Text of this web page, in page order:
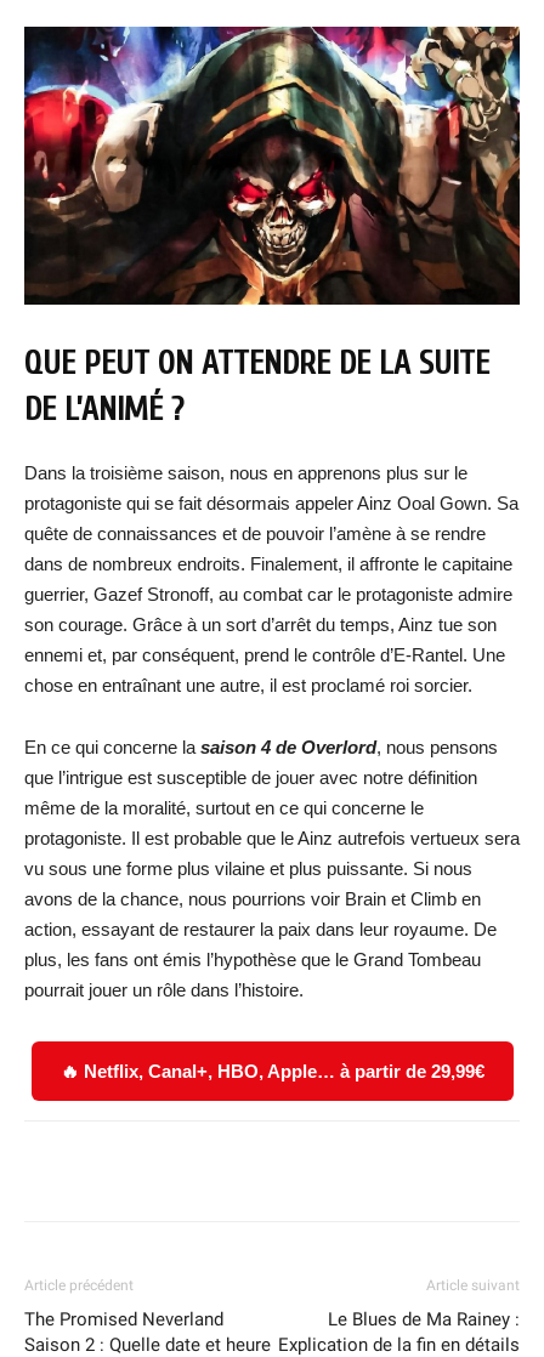
QUE PEUT ON ATTENDRE DE LA SUITE
DE L’ANIMÉ ?
Dans la troisième saison, nous en apprenons plus sur le
protagoniste qui se fait désormais appeler Ainz Ooal Gown. Sa
quête de connaissances et de pouvoir l’amène à se rendre
dans de nombreux endroits. Finalement, il affronte le capitaine
guerrier, Gazef Stronoff, au combat car le protagoniste admire
son courage. Grâce à un sort d’arrêt du temps, Ainz tue son
ennemi et, par conséquent, prend le contrôle d’E-Rantel. Une
chose en entraînant une autre, il est proclamé roi sorcier.
En ce qui concerne la saison 4 de Overlord, nous pensons
que l’intrigue est susceptible de jouer avec notre définition
même de la moralité, surtout en ce qui concerne le
protagoniste. Il est probable que le Ainz autrefois vertueux sera
vu sous une forme plus vilaine et plus puissante. Si nous
avons de la chance, nous pourrions voir Brain et Climb en
action, essayant de restaurer la paix dans leur royaume. De
plus, les fans ont émis l’hypothèse que le Grand Tombeau
pourrait jouer un rôle dans l’histoire.
🔥 Netflix, Canal+, HBO, Apple… à partir de 29,99€
Article précédent
The Promised Neverland
Saison 2 : Quelle date et heure
Article suivant
Le Blues de Ma Rainey :
Explication de la fin en détails